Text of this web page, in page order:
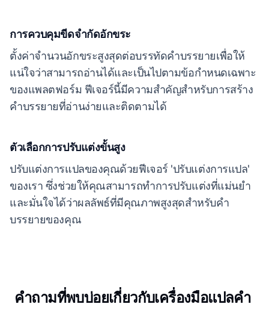
การควบคุมขีดจำกัดอักขระ
ตั้งค่าจำนวนอักขระสูงสุดต่อบรรทัดคำบรรยายเพื่อให้
แน่ใจว่าสามารถอ่านได้และเป็นไปตามข้อกำหนดเฉพาะ
ของแพลตฟอร์ม ฟีเจอร์นี้มีความสำคัญสำหรับการสร้าง
คำบรรยายที่อ่านง่ายและติดตามได้
ตัวเลือกการปรับแต่งขั้นสูง
ปรับแต่งการแปลของคุณด้วยฟีเจอร์ 'ปรับแต่งการแปล'
ของเรา ซึ่งช่วยให้คุณสามารถทำการปรับแต่งที่แม่นยำ
และมั่นใจได้ว่าผลลัพธ์ที่มีคุณภาพสูงสุดสำหรับคำ
บรรยายของคุณ
คำถามที่พบบ่อยเกี่ยวกับเครื่องมือแปลคำ